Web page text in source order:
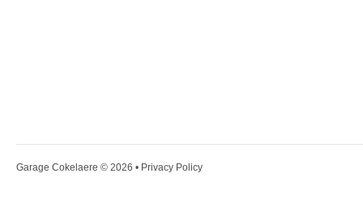
Garage Cokelaere © 2026 • Privacy Policy